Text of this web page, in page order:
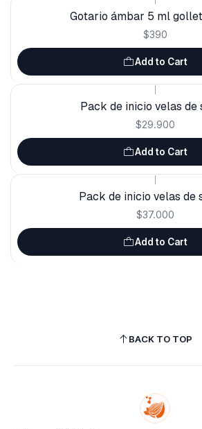
Gotario ámbar 5 ml
$390
Add to Cart
Pack de inicio velas de
$29.900
Add to Cart
Pack de inicio velas de
$37.000
Add to Cart
BACK TO TOP